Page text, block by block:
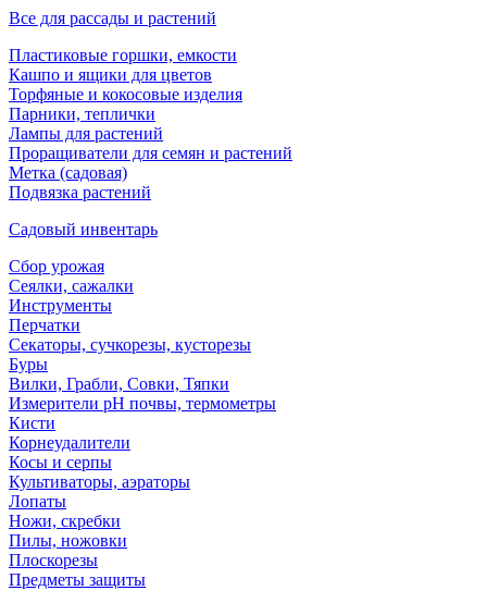
Все для рассады и растений
Пластиковые горшки, емкости
Кашпо и ящики для цветов
Торфяные и кокосовые изделия
Парники, теплички
Лампы для растений
Проращиватели для семян и растений
Метка (садовая)
Подвязка растений
Садовый инвентарь
Сбор урожая
Сеялки, сажалки
Инструменты
Перчатки
Секаторы, сучкорезы, кусторезы
Буры
Вилки, Грабли, Совки, Тяпки
Измерители pH почвы, термометры
Кисти
Корнеудалители
Косы и серпы
Культиваторы, аэраторы
Лопаты
Ножи, скребки
Пилы, ножовки
Плоскорезы
Предметы защиты